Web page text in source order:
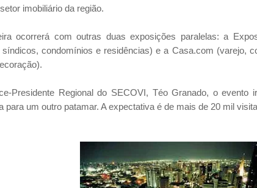
imobiliário da região.
ocorrerá com outras duas exposições paralelas: a
condomínios e residências) e a Casa.com (varejo,
Presidente Regional do SECOVI, Téo Granado, o evento
para um outro patamar. A expectativa é de mais de 20 mil